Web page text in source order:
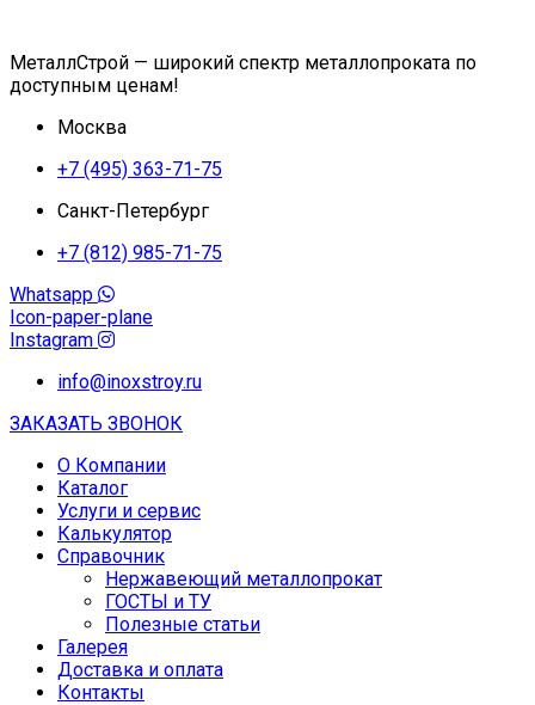
МеталлСтрой — широкий спектр металлопроката по
доступным ценам!
Москва
+7 (495) 363-71-75
Санкт-Петербург
+7 (812) 985-71-75
Whatsapp
Icon-paper-plane
Instagram
info@inoxstroy.ru
ЗАКАЗАТЬ ЗВОНОК
О Компании
Каталог
Услуги и сервис
Калькулятор
Справочник
Нержавеющий металлопрокат
ГОСТЫ и ТУ
Полезные статьи
Галерея
Доставка и оплата
Контакты